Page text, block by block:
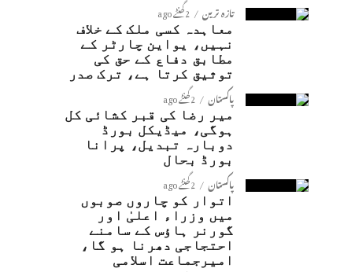
تازہ ترین 2 گھنٹے ago
معاہدہ کسی ملک کے خلاف
نہیں، یواین چارٹر کے
مطابق دفاع کے حق کی
توثیق کرتا ہے، ترک صدر
پاکستان 2 گھنٹے ago
میر رضا کی قبر کشائی کل
ہوگی، میڈیکل بورڈ
دوبارہ تبدیل، پرانا
بورڈ بحال
پاکستان 2 گھنٹے ago
اتوار کو چاروں صوبوں
میں وزراء اعلیٰ اور
گورنر ہاؤس کے سامنے
احتجاجی دھرنا ہو گا،
امیرجماعت اسلامی